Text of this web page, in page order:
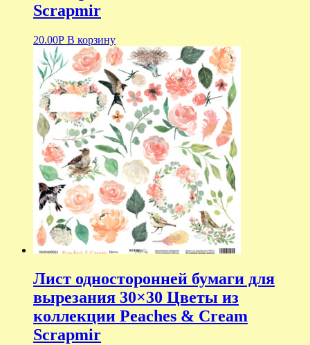
Scrapmir
20.00Р В корзину
Лист односторонней бумаги для
вырезания 30×30 Цветы из
коллекции Peaches & Cream
Scrapmir